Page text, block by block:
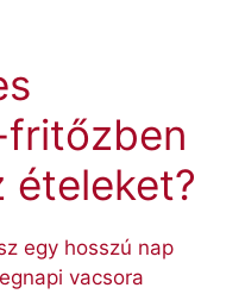
ételeket?
egy hosszú nap
vacsora